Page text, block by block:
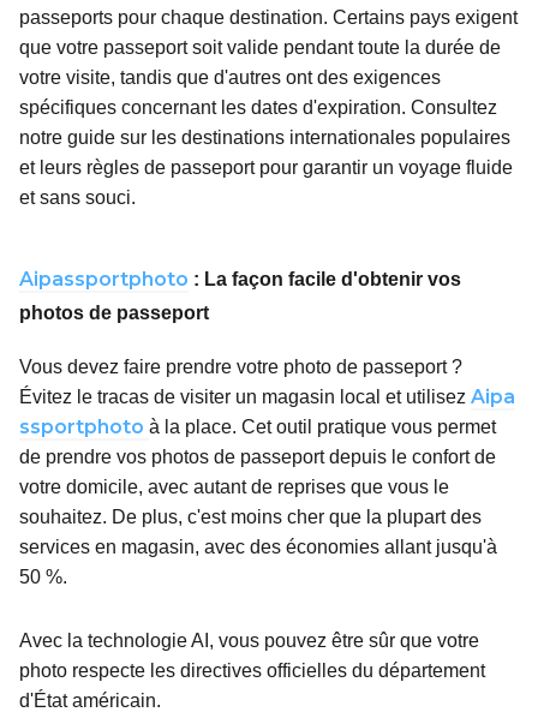
passeports pour chaque destination. Certains pays exigent
que votre passeport soit valide pendant toute la durée de
votre visite, tandis que d'autres ont des exigences
spécifiques concernant les dates d'expiration. Consultez
notre guide sur les destinations internationales populaires
et leurs règles de passeport pour garantir un voyage fluide
et sans souci.
Aipassportphoto : La façon facile d'obtenir vos
photos de passeport
Vous devez faire prendre votre photo de passeport ?
Évitez le tracas de visiter un magasin local et utilisez Aipa
ssportphoto à la place. Cet outil pratique vous permet
de prendre vos photos de passeport depuis le confort de
votre domicile, avec autant de reprises que vous le
souhaitez. De plus, c'est moins cher que la plupart des
services en magasin, avec des économies allant jusqu'à
50 %.
Avec la technologie AI, vous pouvez être sûr que votre
photo respecte les directives officielles du département
d'État américain.